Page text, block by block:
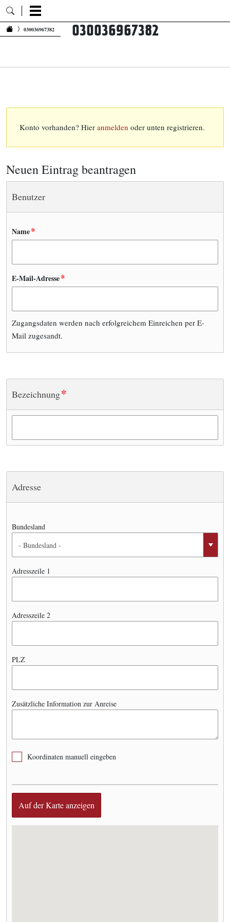
Zum Inhalt springen
030036967382 030036967382
Konto vorhanden? Hier anmelden oder unten registrieren.
Neuen Eintrag beantragen
Benutzer
Name*
E-Mail-Adresse*
Zugangsdaten werden nach erfolgreichem Einreichen per E-
Mail zugesandt.
Bezeichnung*
Adresse
Bundesland
Adresszeile 1
Adresszeile 2
PLZ
Zusätzliche Information zur Anreise
Koordinaten manuell eingeben